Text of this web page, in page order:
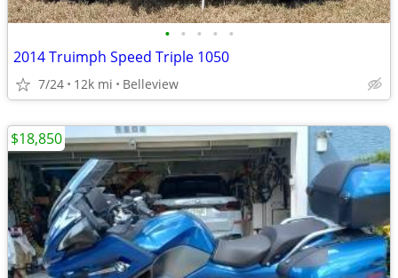
• • • • •
2014 Truimph Speed Triple 1050
7/24 12k mi Belleview
$18,850